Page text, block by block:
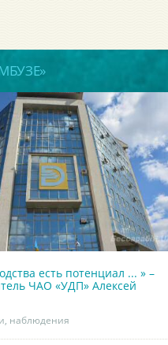
есть потенциал ... » –
ЧАО «УДП» Алексей
наблюдения